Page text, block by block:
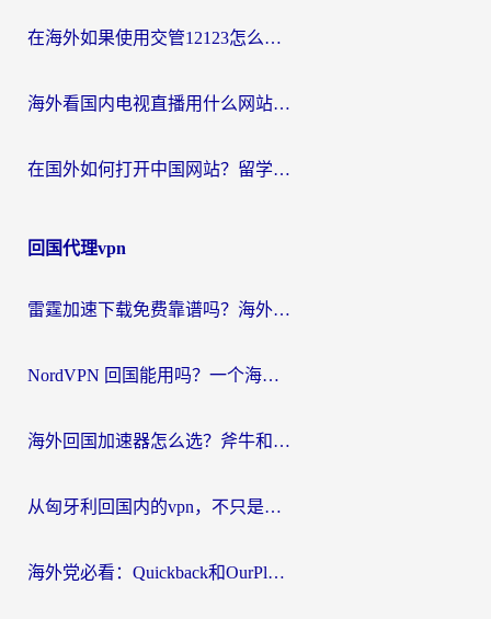
在海外如果使用交管12123怎么处理？留学生亲测有效的回国加速方案
海外看国内电视直播用什么网站比较好？一篇解决你所有追剧难题的实用指南
在国外如何打开中国网站？留学生与海外华人的无缝访问指南
回国代理vpn
雷霆加速下载免费靠谱吗？海外党选回国加速器的避坑指南（附热门工具对比）
NordVPN 回国能用吗？一个海外用户必须面对的真实困境
海外回国加速器怎么选？斧牛和海龟哪个好？一篇帮你避开坑的实用指南
从匈牙利回国内的vpn，不只是为了刷剧那么简单
海外党必看：Quickback和OurPlay好用吗？3分钟选对回国加速器，无缝刷剧玩游戏